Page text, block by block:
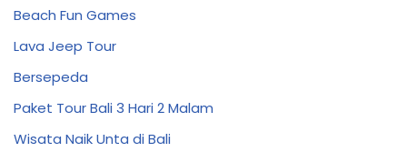
Beach Fun Games
Lava Jeep Tour
Bersepeda
Paket Tour Bali 3 Hari 2 Malam
Wisata Naik Unta di Bali